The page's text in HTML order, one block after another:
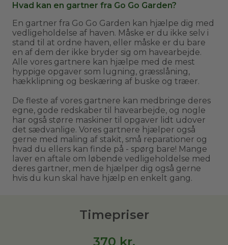
Hvad kan en gartner fra Go Go Garden?
En gartner fra Go Go Garden kan hjælpe dig med
vedligeholdelse af haven. Måske er du ikke selv i
stand til at ordne haven, eller måske er du bare
en af dem der ikke bryder sig om havearbejde.
Alle vores gartnere kan hjælpe med de mest
hyppige opgaver som lugning, græsslåning,
hækklipning og beskæring af buske og træer.
De fleste af vores gartnere kan medbringe deres
egne, gode redskaber til havearbejde, og nogle
har også større maskiner til opgaver lidt udover
det sædvanlige. Vores gartnere hjælper også
gerne med maling af stakit, små reparationer og
hvad du ellers kan finde på - spørg bare! Mange
laver en aftale om løbende vedligeholdelse med
deres gartner, men de hjælper dig også gerne
hvis du kun skal have hjælp en enkelt gang.
Timepriser
370 kr.